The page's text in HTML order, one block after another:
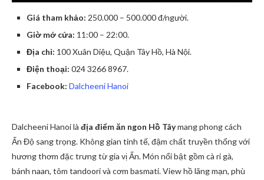
Giá tham khảo: 250.000 – 500.000 đ/người.
Giờ mở cửa: 11:00 – 22:00.
Địa chỉ: 100 Xuân Diệu, Quận Tây Hồ, Hà Nội.
Điện thoại: 024 3266 8967.
Facebook: Dalcheeni Hanoi
Dalcheeni Hanoi là địa điểm ăn ngon Hồ Tâymang phong cách
Ấn Độ sang trọng. Không gian tinh tế, đậm chất truyền thống với
hương thơm đặc trưng từ gia vị Ấn. Món nổi bật gồm cà ri gà,
bánh naan, tôm tandoori và cơm basmati. View hồ lãng mạn, phù